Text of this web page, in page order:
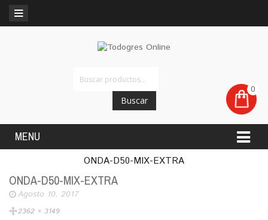
0
MENU
Buscar
ONDA-D50-MIX-EXTRA
ONDA-D50-MIX-EXTRA
Agosto 10, 2017
2362 × 3149